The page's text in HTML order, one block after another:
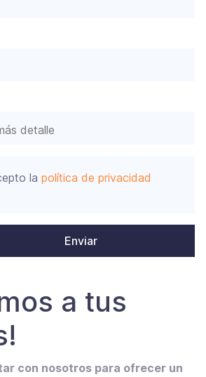
la política de privacidad
a tus
con nosotros para ofrecer un